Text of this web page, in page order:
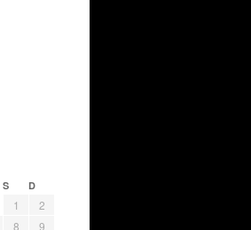
S D
1
2
8
9